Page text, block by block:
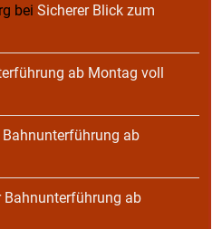
bei Sicherer Blick zum
ab Montag voll
Bahnunterführung ab
Bahnunterführung ab